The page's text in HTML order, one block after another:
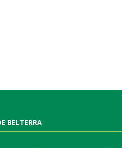
BELTERRA